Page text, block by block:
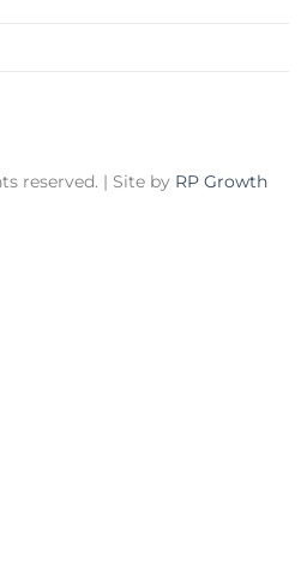
reserved. | Site by RP Growth